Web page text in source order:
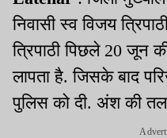
निवासी स्व विजय
त्रिपाठी पिछले 20 जून
लापता है. जिसके बाद
पुलिस को दी. अंश की